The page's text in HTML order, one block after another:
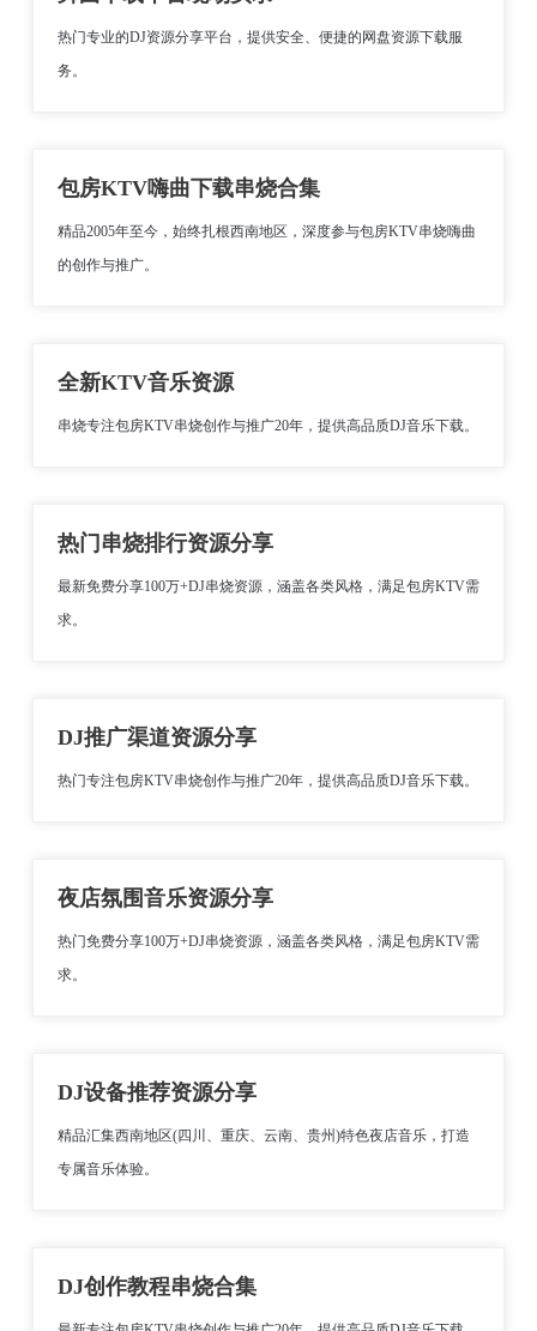
热门专业的DJ资源分享平台，提供安全、便捷的网盘资源下载服
务。
包房KTV嗨曲下载串烧合集
精品2005年至今，始终扎根西南地区，深度参与包房KTV串烧嗨曲
的创作与推广。
全新KTV音乐资源
串烧专注包房KTV串烧创作与推广20年，提供高品质DJ音乐下载。
热门串烧排行资源分享
最新免费分享100万+DJ串烧资源，涵盖各类风格，满足包房KTV需
求。
DJ推广渠道资源分享
热门专注包房KTV串烧创作与推广20年，提供高品质DJ音乐下载。
夜店氛围音乐资源分享
热门免费分享100万+DJ串烧资源，涵盖各类风格，满足包房KTV需
求。
DJ设备推荐资源分享
精品汇集西南地区(四川、重庆、云南、贵州)特色夜店音乐，打造
专属音乐体验。
DJ创作教程串烧合集